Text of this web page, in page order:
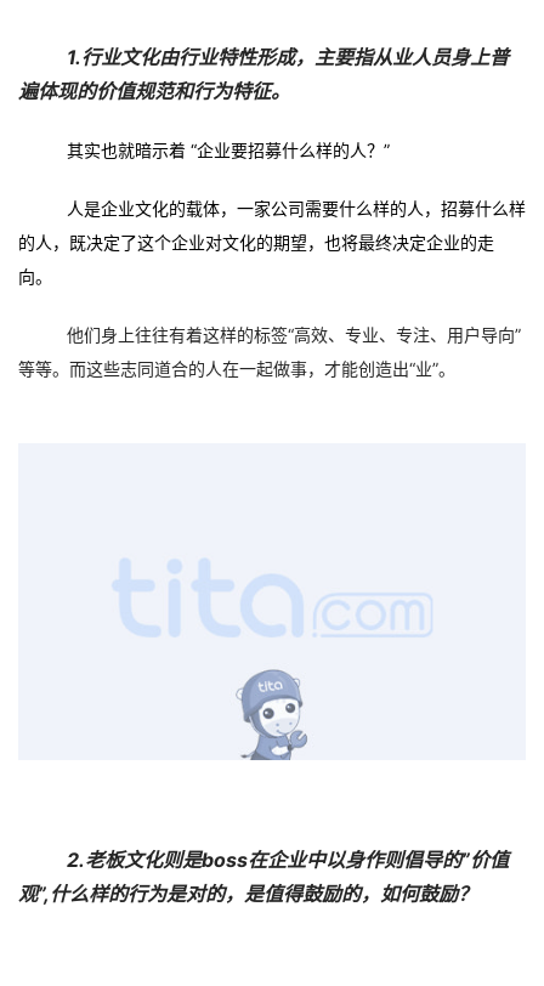
1.行业文化由行业特性形成，主要指从业人员身上普
遍体现的价值规范和行为特征。
其实也就暗示着 “企业要招募什么样的人？”
人是企业文化的载体，一家公司需要什么样的人，招募什么样
的人，既决定了这个企业对文化的期望，也将最终决定企业的走
向。
他们身上往往有着这样的标签“高效、专业、专注、用户导向”
等等。而这些志同道合的人在一起做事，才能创造出“业”。
2.老板文化则是boss在企业中以身作则倡导的”价值
观”,什么样的行为是对的，是值得鼓励的，如何鼓励？